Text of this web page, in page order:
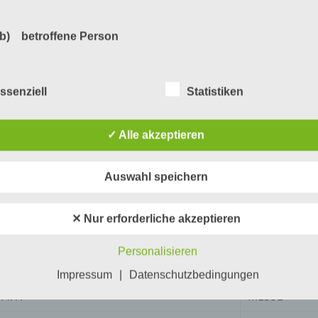
MESSE
b) betroffene Person
natürliche Person, deren personenbezogene Daten von dem für
Verarbeitung Verantwortlichen verarbeitet werden.
c) Verarbeitung
Verarbeitung ist jeder mit oder ohne Hilfe automatisierter
Zusammenhang mit personenbezogenen Daten wie das
das Erfassen, die Organisation, das Ordnen, die Speicherung,
Verwendung, die Offenlegung durch Übermittlung, Verbreitung
eine andere Form der Bereitstellung, den Abgleich oder die
Verknüpfung, die Einschränkung, das Löschen oder die
Statistiken
✓ Alle akzeptieren
Auswahl speichern
✕ Nur erforderliche akzeptieren
Personalisieren
Impressum
Datenschutzbedingungen